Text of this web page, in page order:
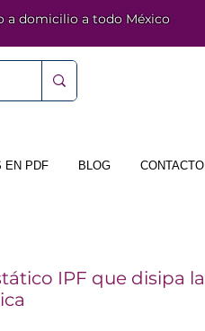
a domicilio a todo México
EN PDF BLOG CONTACTO
IPF que disipa la